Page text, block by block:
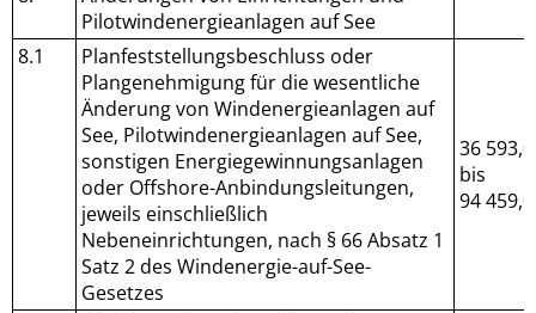
Pilotwindenergieanlagen auf See
8.1
Planfeststellungsbeschluss oder
Plangenehmigung für die wesentliche
Änderung von Windenergieanlagen auf
See, Pilotwindenergieanlagen auf See,
sonstigen Energiegewinnungsanlagen
oder Offshore-Anbindungsleitungen,
jeweils einschließlich
Nebeneinrichtungen, nach § 66 Absatz 1
Satz 2 des Windenergie-auf-See-
Gesetzes
36
bis
94